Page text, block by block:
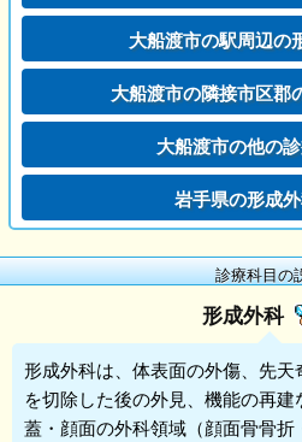
大船渡市の駅周辺の
大船渡市の隣接市区郡
大船渡市の他の
岩手県の形成
診療科目の
形成外科
形成外科は、体表面の外傷、先
を切除した後の外見、機能の再
蓋・顔面の外科領域（顔面骨骨折